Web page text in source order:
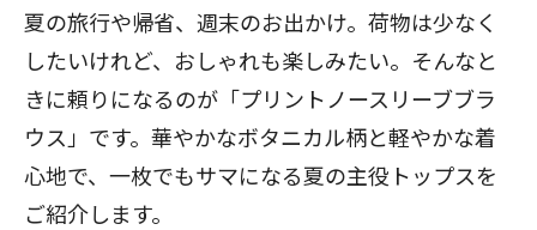
夏の旅行や帰省、週末のお出かけ。荷物は少なく
したいけれど、おしゃれも楽しみたい。そんなと
きに頼りになるのが「プリントノースリーブブラ
ウス」です。華やかなボタニカル柄と軽やかな着
心地で、一枚でもサマになる夏の主役トップスを
ご紹介します。